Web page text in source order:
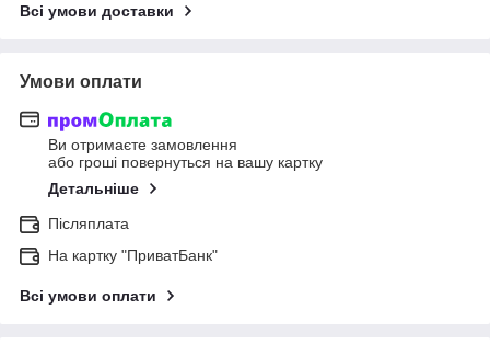
Всі умови доставки
Умови оплати
Ви отримаєте замовлення
або гроші повернуться на вашу картку
Детальніше
Післяплата
На картку "ПриватБанк"
Всі умови оплати